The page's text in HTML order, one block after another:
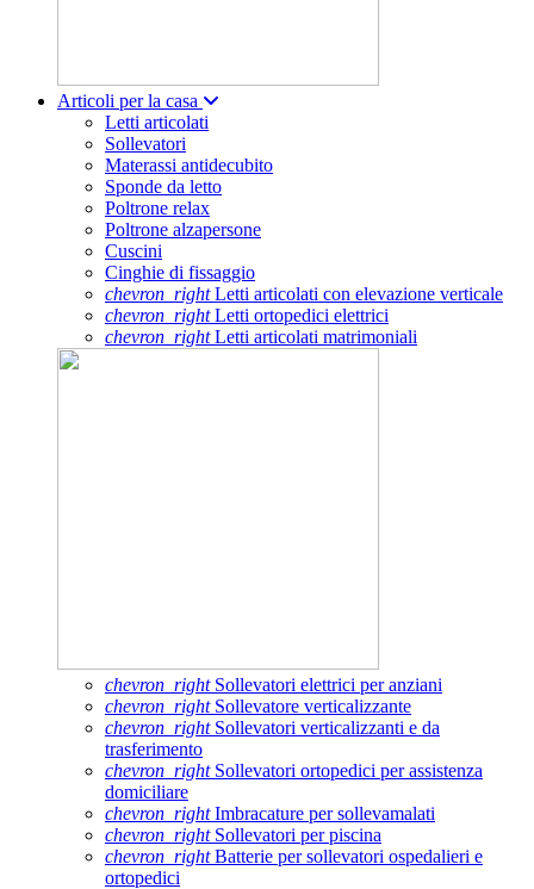
Articoli per la casa
Letti articolati
Sollevatori
Materassi antidecubito
Sponde da letto
Poltrone relax
Poltrone alzapersone
Cuscini
Cinghie di fissaggio
chevron_rightLetti articolati con elevazione verticale
chevron_rightLetti ortopedici elettrici
chevron_rightLetti articolati matrimoniali
chevron_rightSollevatori elettrici per anziani
chevron_rightSollevatore verticalizzante
chevron_rightSollevatori verticalizzanti e da
trasferimento
chevron_rightSollevatori ortopedici per assistenza
domiciliare
chevron_rightImbracature per sollevamalati
chevron_rightSollevatori per piscina
chevron_rightBatterie per sollevatori ospedalieri e
ortopedici